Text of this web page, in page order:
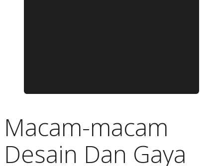
Macam-macam
Desain Dan Gaya